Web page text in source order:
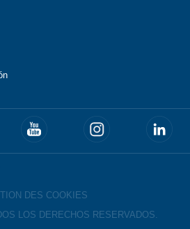
DES COOKIES
LOS DERECHOS RESERVADOS.